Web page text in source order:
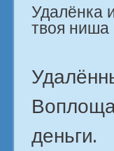
Удалёнка
твоя ниша
деньги.